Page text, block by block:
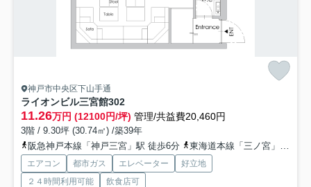
神戸市中央区下山手通
ライオンビル三宮館302
11.26万円 (12100円/坪) 管理/共益費20,460円
3階 / 9.30坪 (30.74㎡) /築39年
阪急神戸本線「神戸三宮」駅 徒歩6分
東海道本線「三ノ宮」駅 徒歩7分
エアコン 都市ガス エレベーター
好立地
２４時間利用可能
飲食店可